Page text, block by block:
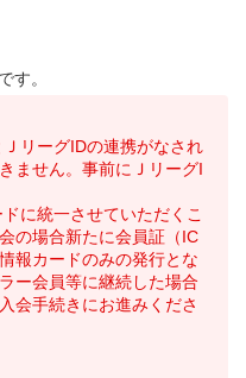
す。
リーグIDの連携がなされ
ません。事前にＪリーグI
に統一させていただくこ
の場合新たに会員証（IC
報カードのみの発行とな
ー会員等に継続した場合
会手続きにお進みくださ